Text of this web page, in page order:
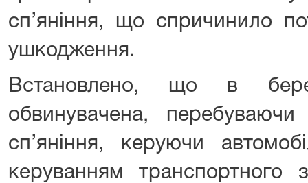
сп’яніння, що спричинило
ушкодження.
Встановлено, що в
обвинувачена,
сп’яніння, керуючи
керуванням транспортного